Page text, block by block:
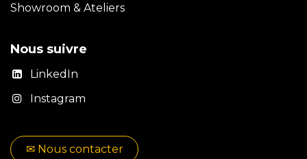
Showroom & Ateliers
Nous suivre
LinkedIn
Instagram
✉​​ No​​​​us contacter